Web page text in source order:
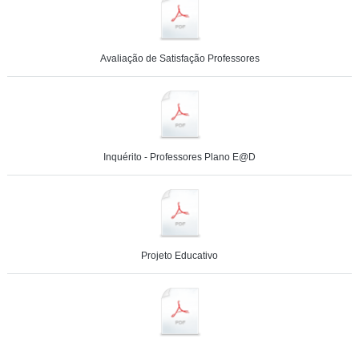
Avaliação de Satisfação Professores
Inquérito - Professores Plano E@D
Projeto Educativo